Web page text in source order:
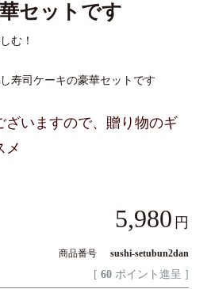
セットです
む！
寿司ケーキの豪華セットです
ざいますので、贈り物のギ
メ
5,980
商品番号 sushi-setubun2dan
[ 60 ポイント進呈 ]